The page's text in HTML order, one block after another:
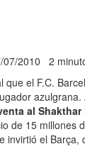
07/2010 2
que el F.C.
al Shakthar
de 15 millones
invirtió el Barça,